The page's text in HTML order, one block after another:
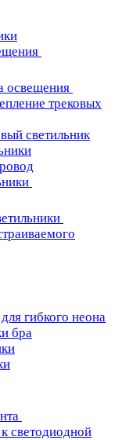
освещения
трековых
светильник
гибкого неона
бра
светодиодной